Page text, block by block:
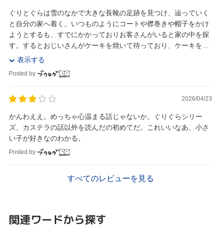
ぐりとぐらは雪のなかで大きな長靴の足跡を見つけ、辿っていく
と自分の家へ着く。いつものようにコートや襟巻きや帽子をかけ
ようとするも、すでにかかっておりお客さんがいると家の中を探
す。するとおじいさんがケーキを焼いて待っており、ケーキを渡
されると『よいクリスマスを』と言い出ていってしま...
表示する
Posted by
2026/04/23
かんわええ。めっちゃ心温まる話じゃないか。ぐりぐらシリー
ズ、カステラの話以外を読んだの初めてだ。これいいなあ、小さ
い子が好きなのわかる。
Posted by
すべてのレビューを見る
関連ワードから探す